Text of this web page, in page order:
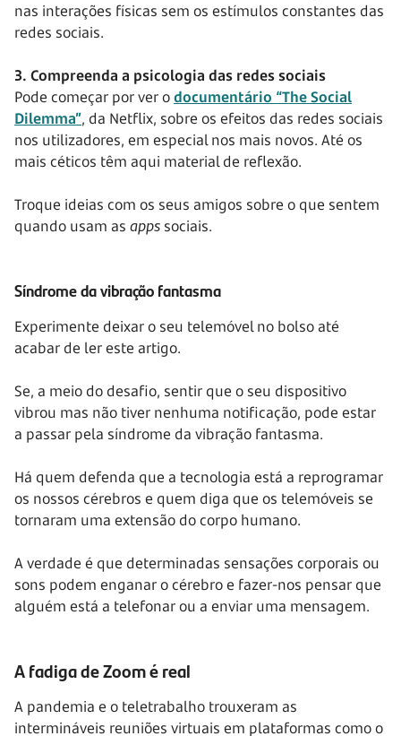
nas interações físicas sem os estímulos constantes das
redes sociais.
3. Compreenda a psicologia das redes sociais
Pode começar por ver odocumentário “The Social
Dilemma”, da Netflix, sobre os efeitos das redes sociais
nos utilizadores, em especial nos mais novos. Até os
mais céticos têm aqui material de reflexão.
Troque ideias com os seus amigos sobre o que sentem
quando usam as apps sociais.
Síndrome da vibração fantasma
Experimente deixar o seu telemóvel no bolso até
acabar de ler este artigo.
Se, a meio do desafio, sentir que o seu dispositivo
vibrou mas não tiver nenhuma notificação, pode estar
a passar pela síndrome da vibração fantasma.
Há quem defenda que a tecnologia está a reprogramar
os nossos cérebros e quem diga que os telemóveis se
tornaram uma extensão do corpo humano.
A verdade é que determinadas sensações corporais ou
sons podem enganar o cérebro e fazer-nos pensar que
alguém está a telefonar ou a enviar uma mensagem.
A fadiga de Zoom é real
A pandemia e o teletrabalho trouxeram as
intermináveis reuniões virtuais em plataformas como o